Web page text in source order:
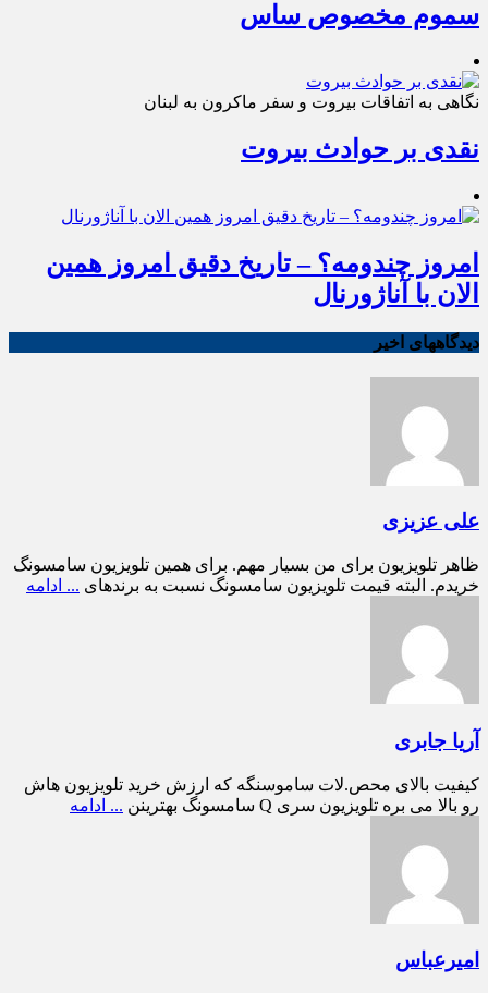
سموم مخصوص ساس
نگاهی به اتفاقات بیروت و سفر ماکرون به لبنان
نقدی بر حوادث بیروت
امروز چندومه؟ – تاریخ دقیق امروز همین
الان با آناژورنال
دیدگاههای اخیر
علی عزیزی
ظاهر تلویزیون برای من بسیار مهم. برای همین تلویزیون سامسونگ
خریدم. البته قیمت تلویزیون سامسونگ نسبت به برندهای ... ادامه
آریا جابری
کیفیت بالای محص.لات ساموسنگه که ارزش خرید تلویزیون هاش
رو بالا می بره تلویزیون سری Q سامسونگ بهترینن
... ادامه
امیرعباس